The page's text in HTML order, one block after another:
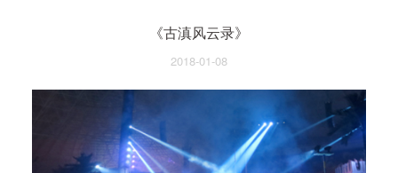
《古滇风云录》
2018-01-08